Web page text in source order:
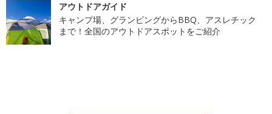
アウトドアガイド
キャンプ場、グランピングからBBQ、アスレチック
まで！全国のアウトドアスポットをご紹介